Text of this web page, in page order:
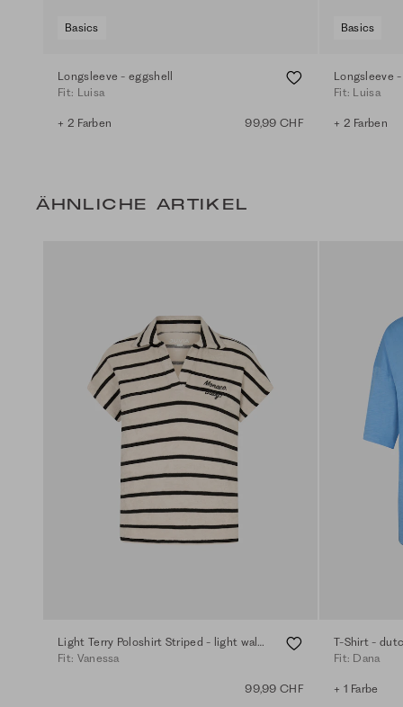
Basics
Longsleeve - eggshell
Fit: Luisa
+ 2 Farben 99,99 CHF
Basics
Longsleeve
Fit: Luisa
+ 2 Farben
ÄHNLICHE ARTIKEL
Light Terry Poloshirt Striped - light walnut
Fit: Vanessa
99,99 CHF
T-Shirt -
Fit: Dana
+ 1 Farbe